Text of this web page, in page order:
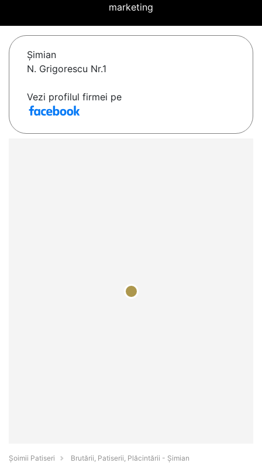
marketing
Şimian
N. Grigorescu Nr.1
Vezi profilul firmei pe
Șoimii Patiseri
Brutării, Patiserii, Plăcintării - Şimian